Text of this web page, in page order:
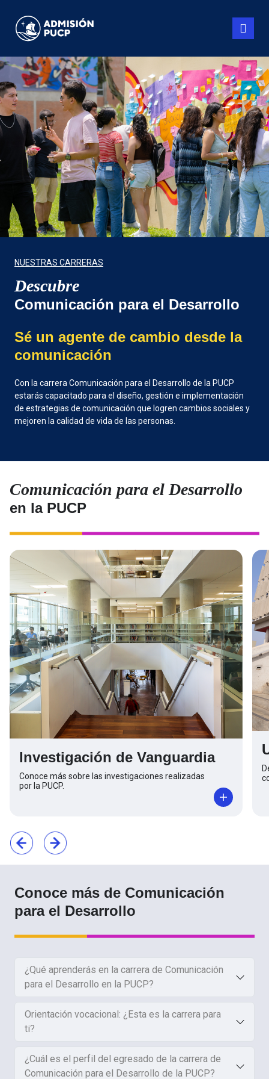
contenido
principal
NUESTRAS CARRERAS
Descubre
Comunicación para el Desarrollo
Sé un agente de cambio desde la
comunicación
Con la carrera Comunicación para el Desarrollo de la PUCP
estarás capacitado para el diseño, gestión e implementación
de estrategias de comunicación que logren cambios sociales y
mejoren la calidad de vida de las personas.
Comunicación para el Desarrollo
en la PUCP
Investigación de Vanguardia
Conoce más sobre las investigaciones realizadas
por la PUCP.
Conoce más de Comunicación
para el Desarrollo
¿Qué aprenderás en la carrera de Comunicación
para el Desarrollo en la PUCP?
Orientación vocacional: ¿Esta es la carrera para
ti?
¿Cuál es el perfil del egresado de la carrera de
Comunicación para el Desarrollo de la PUCP?